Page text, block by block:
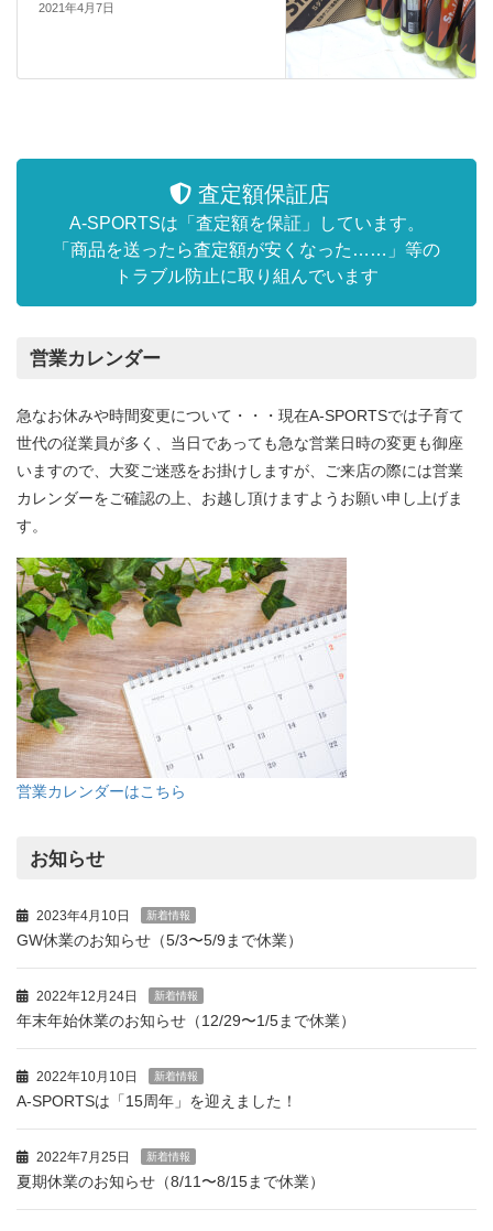
2021年4月7日
査定額保証店
A-SPORTSは「査定額を保証」しています。
「商品を送ったら査定額が安くなった……」等の
トラブル防止に取り組んでいます
営業カレンダー
急なお休みや時間変更について・・・現在A-SPORTSでは子育て
世代の従業員が多く、当日であっても急な営業日時の変更も御座
いますので、大変ご迷惑をお掛けしますが、ご来店の際には営業
カレンダーをご確認の上、お越し頂けますようお願い申し上げま
す。
営業カレンダーはこちら
お知らせ
2023年4月10日 新着情報
GW休業のお知らせ（5/3〜5/9まで休業）
2022年12月24日 新着情報
年末年始休業のお知らせ（12/29〜1/5まで休業）
2022年10月10日 新着情報
A-SPORTSは「15周年」を迎えました！
2022年7月25日 新着情報
夏期休業のお知らせ（8/11〜8/15まで休業）